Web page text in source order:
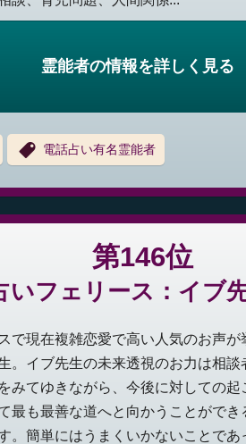
霊能者の情報を詳しく見る
電話占い有名霊能者
第146位
いフェリース：イブ
で現在複雑恋愛で高い人気のお声が
。イブ先生の未来透視のお力は相
みてゆきながら、今後に対しての起
最も最善な道へと向かうことができ
。簡単にはうまくいかないことで